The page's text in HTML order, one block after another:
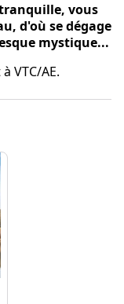
vous
d'où se dégage
mystique...
VTC/AE.